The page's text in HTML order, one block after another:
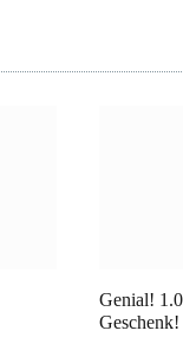
Genial!
Geschenk!